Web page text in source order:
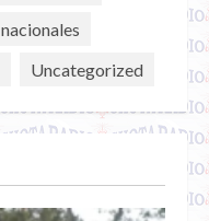
nacionales
Uncategorized